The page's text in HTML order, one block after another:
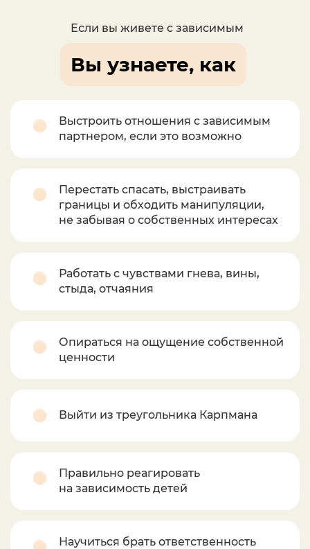
Если вы живете с зависимым
Вы узнаете, как
Выстроить отношения с зависимым
партнером, если это возможно
Перестать спасать, выстраивать
границы и обходить манипуляции,
не забывая о собственных интересах
Работать с чувствами гнева, вины,
стыда, отчаяния
Опираться на ощущение собственной
ценности
Выйти из треугольника Карпмана
Правильно реагировать
на зависимость детей
Научиться брать ответственность